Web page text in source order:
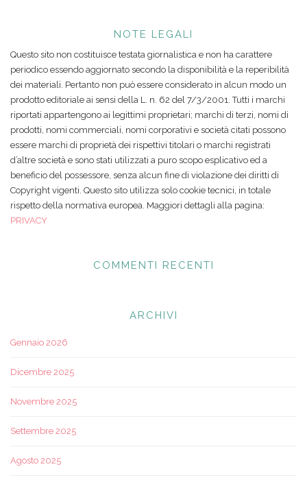
NOTE LEGALI
Questo sito non costituisce testata giornalistica e non ha carattere
periodico essendo aggiornato secondo la disponibilità e la reperibilità
dei materiali. Pertanto non può essere considerato in alcun modo un
prodotto editoriale ai sensi della L. n. 62 del 7/3/2001. Tutti i marchi
riportati appartengono ai legittimi proprietari; marchi di terzi, nomi di
prodotti, nomi commerciali, nomi corporativi e società citati possono
essere marchi di proprietà dei rispettivi titolari o marchi registrati
d’altre società e sono stati utilizzati a puro scopo esplicativo ed a
beneficio del possessore, senza alcun fine di violazione dei diritti di
Copyright vigenti. Questo sito utilizza solo cookie tecnici, in totale
rispetto della normativa europea. Maggiori dettagli alla pagina:
PRIVACY
COMMENTI RECENTI
ARCHIVI
Gennaio 2026
Dicembre 2025
Novembre 2025
Settembre 2025
Agosto 2025